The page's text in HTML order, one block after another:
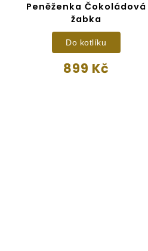
Peněženka Čokoládová
žabka
899 Kč
Do kotlíku